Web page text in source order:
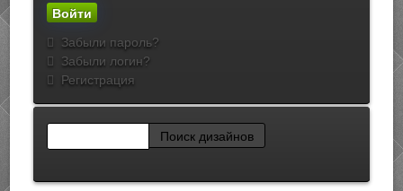
Забыли пароль?
Забыли логин?
Регистрация